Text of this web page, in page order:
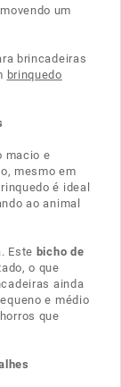
um
brincadeiras
brinquedo
macio e
mesmo em
é ideal
ao animal
Este bicho de
o que
ainda
e médio
que